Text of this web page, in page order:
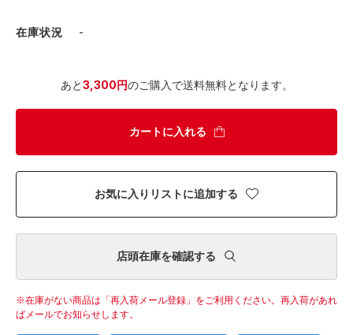
在庫状況 -
あと3,300円のご購入で送料無料となります。
カートに入れる
お気に入りリストに追加する
店頭在庫を確認する
在庫がない商品は「再入荷メール登録」をご利用ください。 再入荷があれ
ばメールでお知らせします。